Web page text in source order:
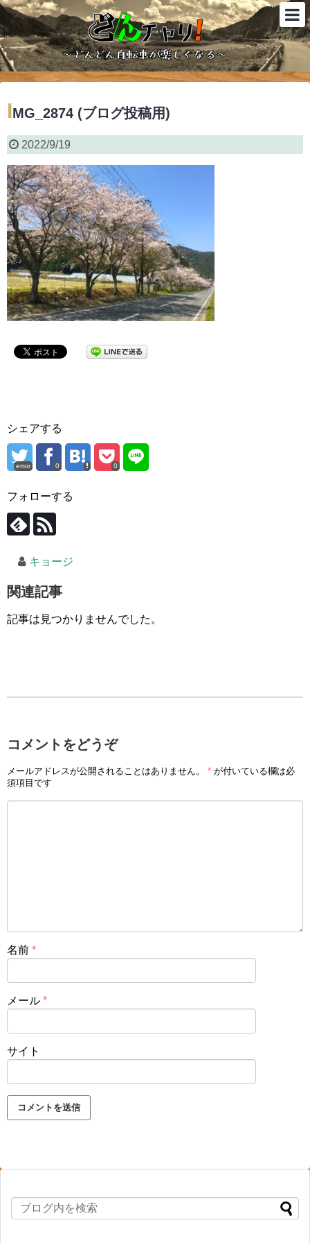
IMG_2874 (ブログ投稿用)
2022/9/19
シェアする
error 0 0
フォローする
キョージ
関連記事
記事は見つかりませんでした。
コメントをどうぞ
メールアドレスが公開されることはありません。 * が付いている欄は必
須項目です
名前 *
メール *
サイト